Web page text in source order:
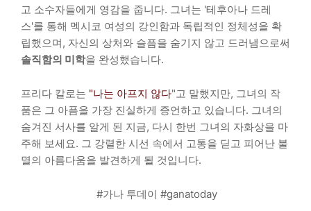
고 소수자들에게 영감을 줍니다. 그녀는 '테후아나 드레
스'를 통해 멕시코 여성의 강인함과 독립적인 정체성을 확
립했으며, 자신의 상처와 슬픔을 숨기지 않고 드러냄으로써
솔직함의 미학을 완성했습니다.
프리다 칼로는 "나는 아프지 않다"고 말했지만, 그녀의 작
품은 그 아픔을 가장 진실하게 증언하고 있습니다. 그녀의
숨겨진 서사를 알게 된 지금, 다시 한번 그녀의 자화상을 마
주해 보세요. 그 강렬한 시선 속에서 고통을 딛고 피어난 불
멸의 아름다움을 발견하게 될 것입니다.
#가나 투데이 #ganatoday